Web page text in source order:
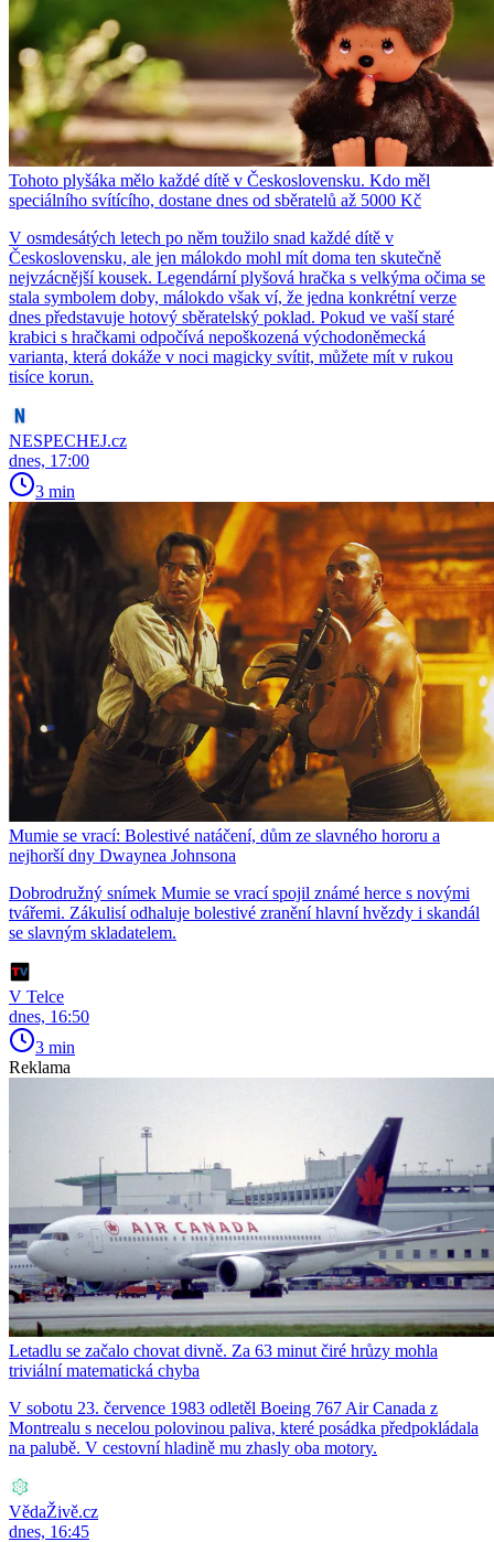
Tohoto plyšáka mělo každé dítě v Československu. Kdo měl
speciálního svítícího, dostane dnes od sběratelů až 5000 Kč
V osmdesátých letech po něm toužilo snad každé dítě v
Československu, ale jen málokdo mohl mít doma ten skutečně
nejvzácnější kousek. Legendární plyšová hračka s velkýma očima se
stala symbolem doby, málokdo však ví, že jedna konkrétní verze
dnes představuje hotový sběratelský poklad. Pokud ve vaší staré
krabici s hračkami odpočívá nepoškozená východoněmecká
varianta, která dokáže v noci magicky svítit, můžete mít v rukou
tisíce korun.
NESPECHEJ.cz
dnes, 17:00
3 min
Mumie se vrací: Bolestivé natáčení, dům ze slavného hororu a
nejhorší dny Dwaynea Johnsona
Dobrodružný snímek Mumie se vrací spojil známé herce s novými
tvářemi. Zákulisí odhaluje bolestivé zranění hlavní hvězdy i skandál
se slavným skladatelem.
V Telce
dnes, 16:50
3 min
Reklama
Letadlu se začalo chovat divně. Za 63 minut čiré hrůzy mohla
triviální matematická chyba
V sobotu 23. července 1983 odletěl Boeing 767 Air Canada z
Montrealu s necelou polovinou paliva, které posádka předpokládala
na palubě. V cestovní hladině mu zhasly oba motory.
VědaŽivě.cz
dnes, 16:45